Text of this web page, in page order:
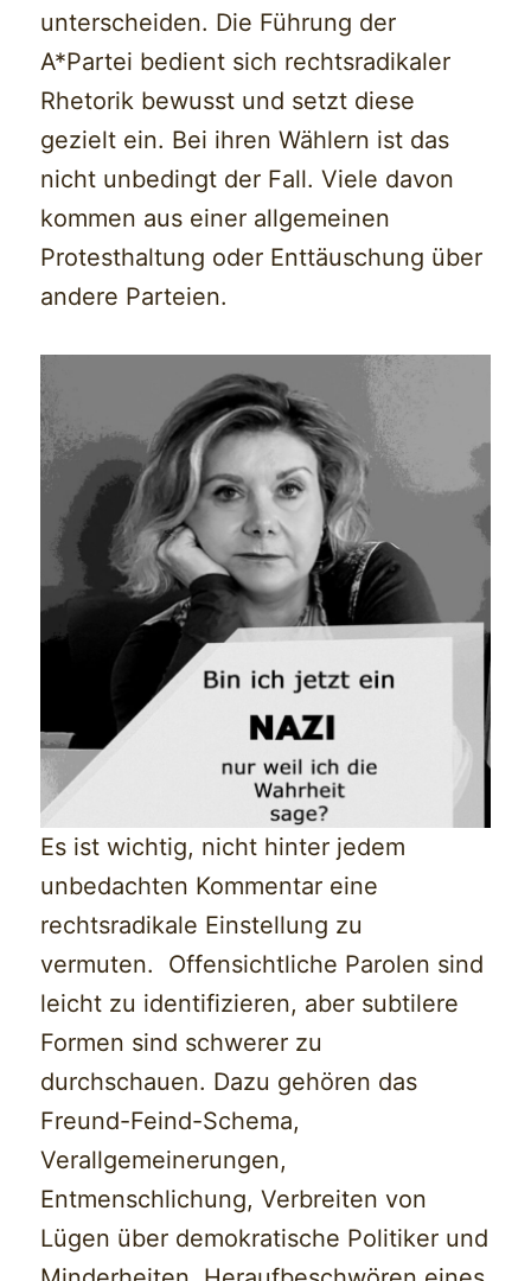
unterscheiden. Die Führung der
A*Partei bedient sich rechtsradikaler
Rhetorik bewusst und setzt diese
gezielt ein. Bei ihren Wählern ist das
nicht unbedingt der Fall. Viele davon
kommen aus einer allgemeinen
Protesthaltung oder Enttäuschung über
andere Parteien.
Es ist wichtig, nicht hinter jedem
unbedachten Kommentar eine
rechtsradikale Einstellung zu
vermuten. Offensichtliche Parolen sind
leicht zu identifizieren, aber subtilere
Formen sind schwerer zu
durchschauen. Dazu gehören das
Freund-Feind-Schema,
Verallgemeinerungen,
Entmenschlichung, Verbreiten von
Lügen über demokratische Politiker und